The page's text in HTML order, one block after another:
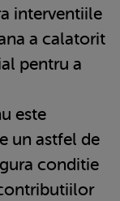
interventiile
a calatorit
pentru a
este
un astfel de
conditie